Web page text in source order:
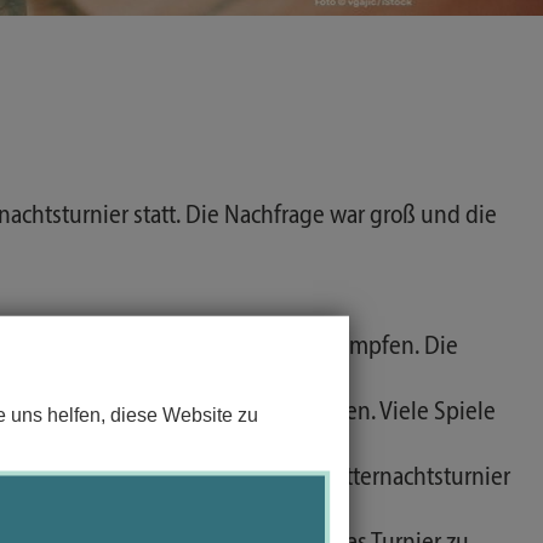
uns helfen, diese Website zu
statt. Die Nachfrage war groß und die
fingen an, um jeder Punkt zu kämpfen. Die
den Turniersieg einfahren?
anstehende Rückrunde zu tanken. Viele Spiele
Patrol konnte das diesjährige Mitternachtsturnier